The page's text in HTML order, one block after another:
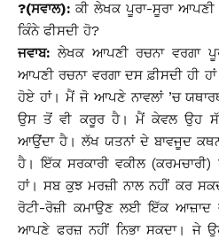
?(ਸਵਾਲ): ਕੀ ਲੇਖਕ ਪੂਰਾ-ਸੂਰਾ ਆਪਣੀ
ਕਿੰਨੇ ਫੀਸਦੀ ਹੋ?
ਜਵਾਬ: ਲੇਖਕ ਆਪਣੀ ਰਚਨਾ ਵਰਗਾ
ਆਪਣੀ ਰਚਨਾ ਵਰਗਾ ਦਸ ਫ਼ੀਸਦੀ ਹੀ
ਹੋਏ ਹਾਂ। ਮੈਂ ਜੋ ਆਪਣੇ ਨਾਵਲਾਂ ’ਚ
ਉਸ ਤੋਂ ਵੀ ਕਰੂਰ ਹੈ। ਮੈਂ ਕੇਵਲ ਉਹ
ਆਉਂਦਾ ਹੈ। ਲੱਖ ਯਤਨਾਂ ਦੇ ਬਾਵਜੂਦ
ਹੈ। ਇੱਕ ਸਰਕਾਰੀ ਵਕੀਲ
ਹਾਂ। ਸਬ ਕੁਝ ਮਰਜ਼ੀ ਨਾਲ ਨਹੀਂ ਕਰ
ਰੋਟੀ-ਰੋਜ਼ੀ ਕਮਾਉਣ ਲਈ ਇੱਕ ਆਜ਼ਾਦ
ਆਪਣੇ ਫਰਜ਼ ਨਹੀਂ ਨਿਭਾ ਸਕਦਾ। ਜੇ